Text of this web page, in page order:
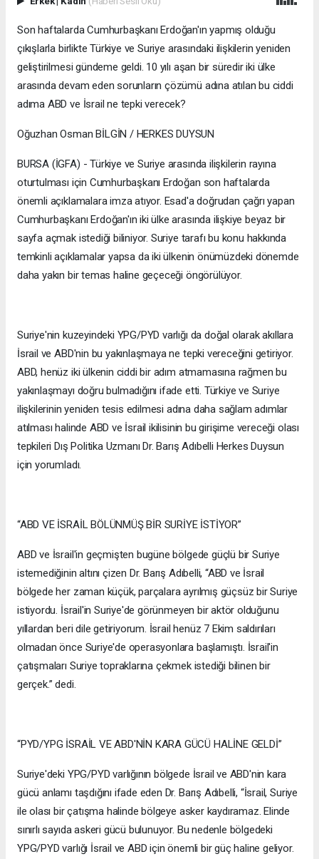
Son haftalarda Cumhurbaşkanı Erdoğan'ın yapmış olduğu
çıkışlarla birlikte Türkiye ve Suriye arasındaki ilişkilerin yeniden
geliştirilmesi gündeme geldi. 10 yılı aşan bir süredir iki ülke
arasında devam eden sorunların çözümü adına atılan bu ciddi
adıma ABD ve İsrail ne tepki verecek?
Oğuzhan Osman BİLGİN / HERKES DUYSUN
BURSA (İGFA) - Türkiye ve Suriye arasında ilişkilerin rayına
oturtulması için Cumhurbaşkanı Erdoğan son haftalarda
önemli açıklamalara imza atıyor. Esad'a doğrudan çağrı yapan
Cumhurbaşkanı Erdoğan'ın iki ülke arasında ilişkiye beyaz bir
sayfa açmak istediği biliniyor. Suriye tarafı bu konu hakkında
temkinli açıklamalar yapsa da iki ülkenin önümüzdeki dönemde
daha yakın bir temas haline geçeceği öngörülüyor.
Suriye'nin kuzeyindeki YPG/PYD varlığı da doğal olarak akıllara
İsrail ve ABD'nin bu yakınlaşmaya ne tepki vereceğini getiriyor.
ABD, henüz iki ülkenin ciddi bir adım atmamasına rağmen bu
yakınlaşmayı doğru bulmadığını ifade etti. Türkiye ve Suriye
ilişkilerinin yeniden tesis edilmesi adına daha sağlam adımlar
atılması halinde ABD ve İsrail ikilisinin bu girişime vereceği olası
tepkileri Dış Politika Uzmanı Dr. Barış Adıbelli Herkes Duysun
için yorumladı.
“ABD VE İSRAİL BÖLÜNMÜŞ BİR SURİYE İSTİYOR”
ABD ve İsrail'in geçmişten bugüne bölgede güçlü bir Suriye
istemediğinin altını çizen Dr. Barış Adıbelli, “ABD ve İsrail
bölgede her zaman küçük, parçalara ayrılmış güçsüz bir Suriye
istiyordu. İsrail'in Suriye'de görünmeyen bir aktör olduğunu
yıllardan beri dile getiriyorum. İsrail henüz 7 Ekim saldırıları
olmadan önce Suriye'de operasyonlara başlamıştı. İsrail'in
çatışmaları Suriye topraklarına çekmek istediği bilinen bir
gerçek.” dedi.
“PYD/YPG İSRAİL VE ABD'NİN KARA GÜCÜ HALİNE GELDİ”
Suriye'deki YPG/PYD varlığının bölgede İsrail ve ABD'nin kara
gücü anlamı taşdığını ifade eden Dr. Barış Adıbelli, “İsrail, Suriye
ile olası bir çatışma halinde bölgeye asker kaydıramaz. Elinde
sınırlı sayıda askeri gücü bulunuyor. Bu nedenle bölgedeki
YPG/PYD varlığı İsrail ve ABD için önemli bir güç haline geliyor.